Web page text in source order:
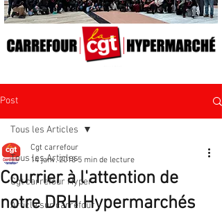
Post
Tous les Articles
Cgt carrefour Hyper
Article sur carrefour
Tous les Articles
Courrier à l'attention de
notre DRH Hypermarchés
Cgt carrefour
14 janv. 2018 5 min de lecture